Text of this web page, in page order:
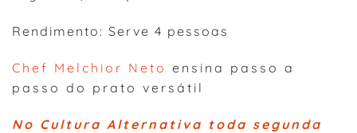
Rendimento: Serve 4 pessoas
Chef Melchior Neto ensina passo a
passo do prato versátil
No Cultura Alternativa toda segunda